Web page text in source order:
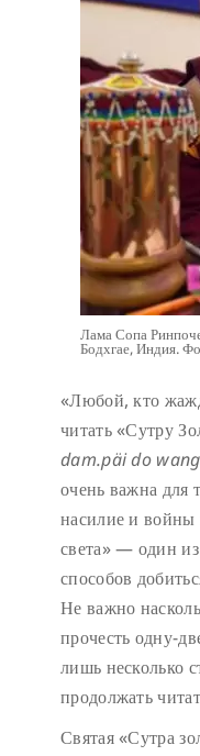
Лама Сопа
Бодхгае, Индия.
«Любой, кто
читать «Сутру
dam.päi do
очень важна для
насилие и войны
света» — один
способов
Не важно
прочесть одну-
лишь несколько
продолжать
Святая «Сутра